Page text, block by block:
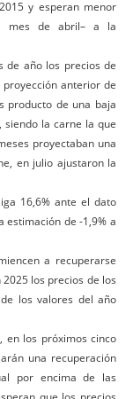
y esperan menor
mes de abril– a la
de año los precios de
anterior de
producto de una baja
siendo la carne la que
proyectaban una
en julio ajustaron la
16,6% ante el dato
estimación de -1,9% a
a recuperarse
los precios de los
los valores del año
en los próximos cinco
una recuperación
por encima de las